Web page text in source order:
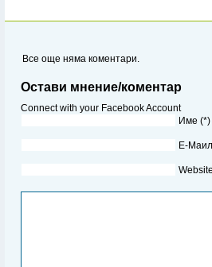
Все още няма коментари.
Остави мнение/коментар
Connect with your Facebook Account
Име (*)
Е-
Website